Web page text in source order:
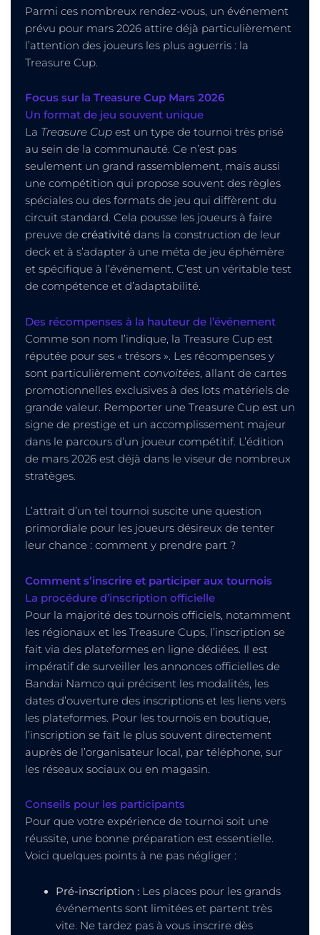
Parmi ces nombreux rendez-vous, un événement
prévu pour mars 2026 attire déjà particulièrement
l’attention des joueurs les plus aguerris : la
Treasure Cup.
Focus sur la Treasure Cup Mars 2026
Un format de jeu souvent unique
La Treasure Cupest un type de tournoi très prisé
au sein de la communauté. Ce n’est pas
seulement un grand rassemblement, mais aussi
une compétition qui propose souvent des règles
spéciales ou des formats de jeu qui diffèrent du
circuit standard. Cela pousse les joueurs à faire
preuve de créativitédans la construction de leur
deck et à s’adapter à une méta de jeu éphémère
et spécifique à l’événement. C’est un véritable test
de compétence et d’adaptabilité.
Des récompenses à la hauteur de l’événement
Comme son nom l’indique, la Treasure Cup est
réputée pour ses « trésors ». Les récompenses y
sont particulièrement convoitées, allant de cartes
promotionnelles exclusives à des lots matériels de
grande valeur. Remporter une Treasure Cup est un
signe de prestige et un accomplissement majeur
dans le parcours d’un joueur compétitif. L’édition
de mars 2026 est déjà dans le viseur de nombreux
stratèges.
L’attrait d’un tel tournoi suscite une question
primordiale pour les joueurs désireux de tenter
leur chance : comment y prendre part ?
Comment s’inscrire et participer aux tournois
La procédure d’inscription officielle
Pour la majorité des tournois officiels, notamment
les régionaux et les Treasure Cups, l’inscription se
fait via des plateformes en ligne dédiées. Il est
impératif de surveiller les annonces officielles de
Bandai Namco qui précisent les modalités, les
dates d’ouverture des inscriptions et les liens vers
les plateformes. Pour les tournois en boutique,
l’inscription se fait le plus souvent directement
auprès de l’organisateur local, par téléphone, sur
les réseaux sociaux ou en magasin.
Conseils pour les participants
Pour que votre expérience de tournoi soit une
réussite, une bonne préparation est essentielle.
Voici quelques points à ne pas négliger :
Pré-inscription : Les places pour les grands
événements sont limitées et partent très
vite. Ne tardez pas à vous inscrire dès